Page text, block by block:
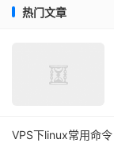
热门文章
VPS下linux常用命令